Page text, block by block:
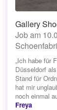
Gallery
Job am
„Ich habe für
Düsseldorf
Stand für
hat mir
noch einmal
Freya